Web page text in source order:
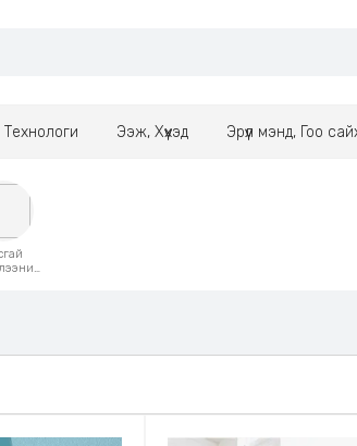
Технологи Ээж, Хүүхэд Эрүүл мэнд, Гоо